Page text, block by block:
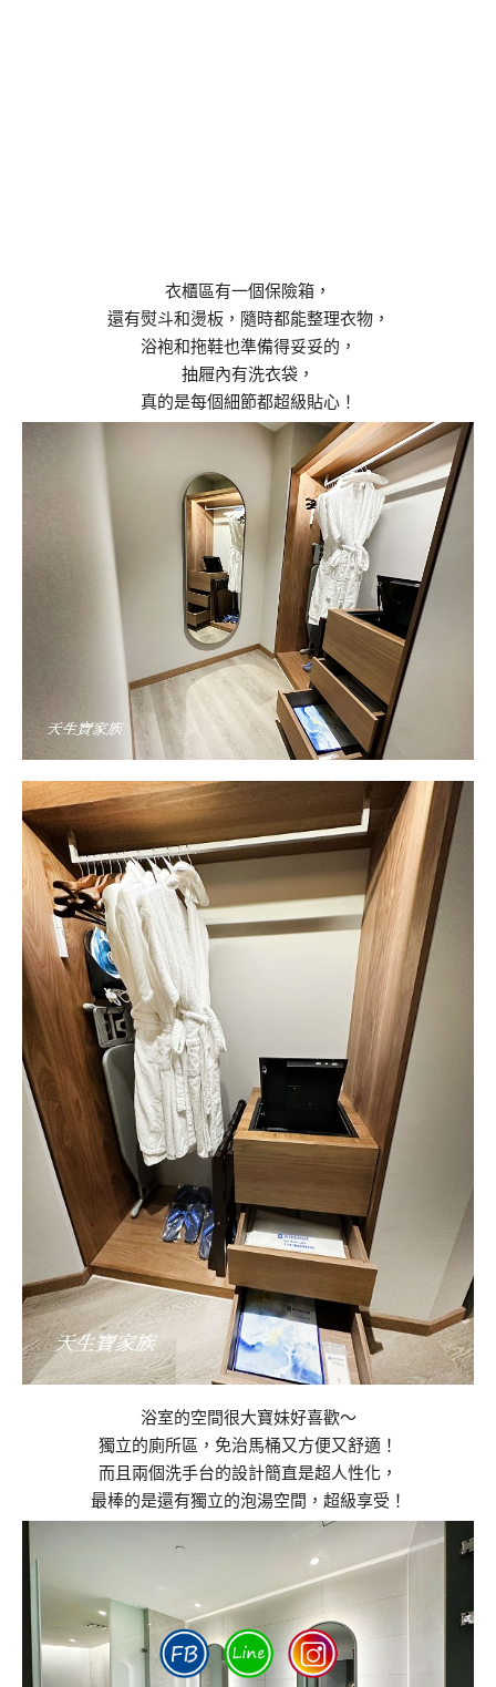
衣櫃區有一個保險箱，
還有熨斗和燙板，隨時都能整理衣物，
浴袍和拖鞋也準備得妥妥的，
抽屜內有洗衣袋，
真的是每個細節都超級貼心！
浴室的空間很大寶妹好喜歡～
獨立的廁所區，免治馬桶又方便又舒適！
而且兩個洗手台的設計簡直是超人性化，
最棒的是還有獨立的泡湯空間，超級享受！